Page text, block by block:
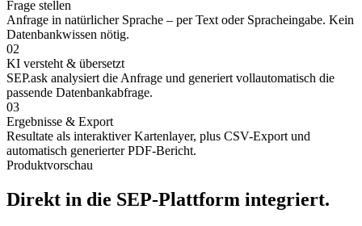
Frage stellen
Anfrage in natürlicher Sprache – per Text oder Spracheingabe. Kein
Datenbankwissen nötig.
02
KI versteht & übersetzt
SEP.ask analysiert die Anfrage und generiert vollautomatisch die
passende Datenbankabfrage.
03
Ergebnisse & Export
Resultate als interaktiver Kartenlayer, plus CSV-Export und
automatisch generierter PDF-Bericht.
Produktvorschau
Direkt in die SEP-Plattform integriert.